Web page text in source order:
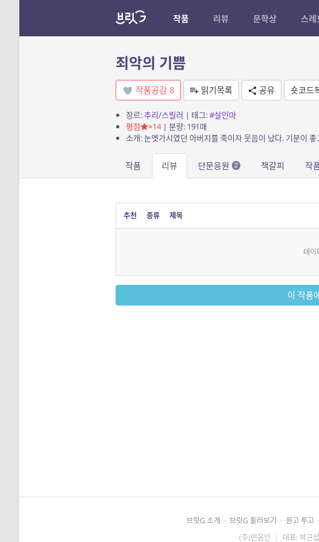
작품 리뷰 문학상 스레
죄악의 기쁨
작품공감 8 읽기목록 공유 숏코드
장르:추리/스릴러 | 태그:#살인마
평점
×14| 분량: 191매
작품 리뷰 단문응원 2 책갈피 작
추천 종류 제목
데이
이 작품
브릿G 소개 · 브릿G 둘러보기 · 원고 투고 ·
(주)민음인 | 대표: 박근섭